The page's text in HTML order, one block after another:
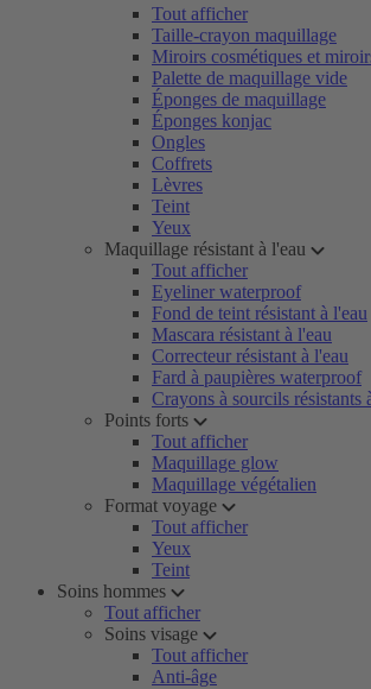
Tout afficher
Taille-crayon maquillage
Miroirs cosmétiques et
Palette de maquillage vide
Éponges de maquillage
Éponges konjac
Ongles
Coffrets
Lèvres
Teint
Yeux
Maquillage résistant à l'eau
Tout afficher
Eyeliner waterproof
Fond de teint résistant à l'eau
Mascara résistant à l'eau
Correcteur résistant à l'eau
Fard à paupières waterproof
Crayons à sourcils résistants
Points forts
Tout afficher
Maquillage glow
Maquillage végétalien
Format voyage
Tout afficher
Yeux
Teint
Soins hommes
Tout afficher
Soins visage
Tout afficher
Anti-âge